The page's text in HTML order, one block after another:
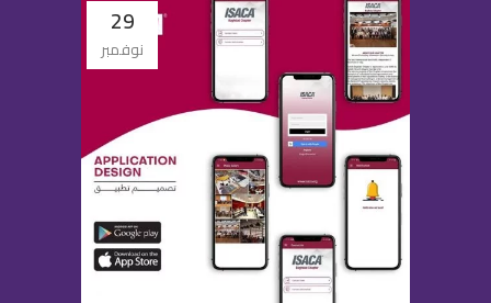
29
نوفمبر